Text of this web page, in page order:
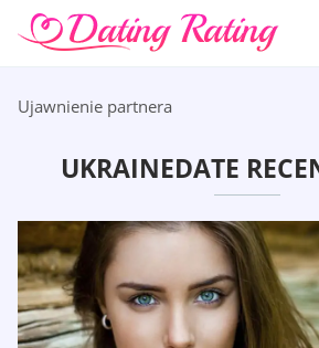
Ujawnienie partnera
UKRAINEDATE